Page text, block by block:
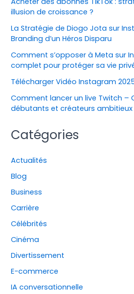
illusion de croissance ?
La Stratégie de Diogo Jota sur
Branding d’un Héros Disparu
Comment s’opposer à Meta sur
complet pour protéger sa vie
Télécharger Vidéo Instagram
Comment lancer un live Twitch –
débutants et créateurs ambitieux
Catégories
Actualités
Blog
Business
Carrière
Célébrités
Cinéma
Divertissement
E-commerce
IA conversationnelle